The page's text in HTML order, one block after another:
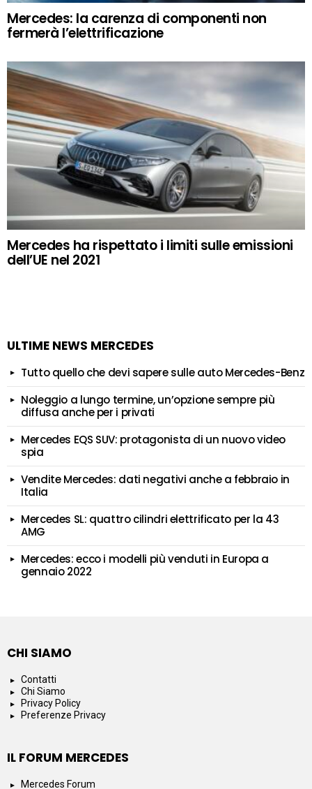
Mercedes: la carenza di componenti non
fermerà l’elettrificazione
Mercedes ha rispettato i limiti sulle emissioni
dell’UE nel 2021
ULTIME NEWS MERCEDES
Tutto quello che devi sapere sulle auto Mercedes-Benz
Noleggio a lungo termine, un’opzione sempre più
diffusa anche per i privati
Mercedes EQS SUV: protagonista di un nuovo video
spia
Vendite Mercedes: dati negativi anche a febbraio in
Italia
Mercedes SL: quattro cilindri elettrificato per la 43
AMG
Mercedes: ecco i modelli più venduti in Europa a
gennaio 2022
CHI SIAMO
Contatti
Chi Siamo
Privacy Policy
Preferenze Privacy
IL FORUM MERCEDES
Mercedes Forum